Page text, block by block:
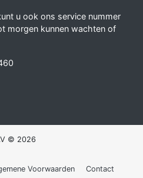
u ook ons service nummer
morgen kunnen wachten of
© 2026
Voorwaarden Contact